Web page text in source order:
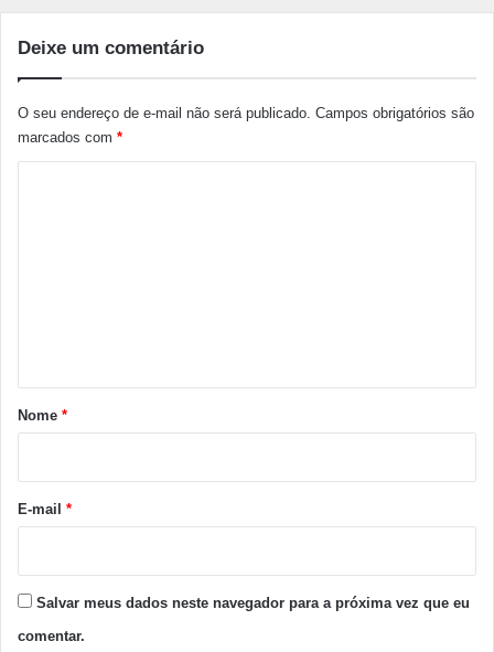
Deixe um comentário
O seu endereço de e-mail não será publicado. Campos obrigatórios são
marcados com *
r
*
Nome *
E-mail *
Salvar meus dados neste navegador para a próxima vez que eu
comentar.